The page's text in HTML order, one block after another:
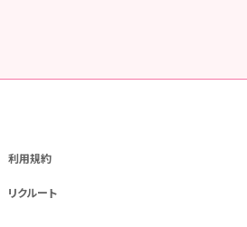
利用規約
リクルート